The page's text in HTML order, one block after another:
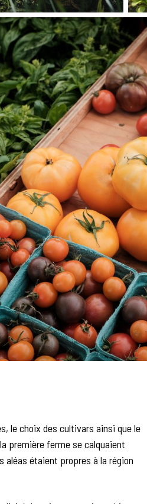
le choix des cultivars ainsi que le
première ferme se calquaient
aléas étaient propres à la région